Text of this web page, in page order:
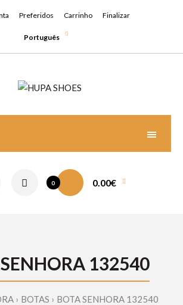
Preferidos Carrinho Finalizar
Português
0 0.00€
132540
BOTAS BOTA SENHORA 132540